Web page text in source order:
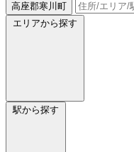
高座郡寒川町
エリアから探す
駅から探す